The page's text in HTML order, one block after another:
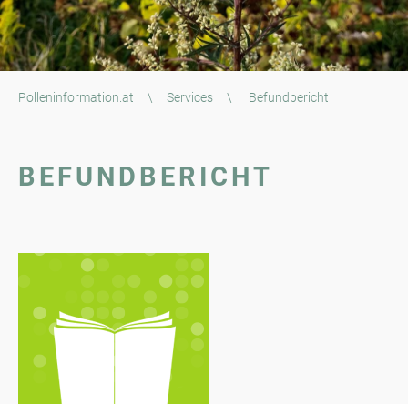
Polleninformation.at \ Services \ Befundbericht
BEFUNDBERICHT